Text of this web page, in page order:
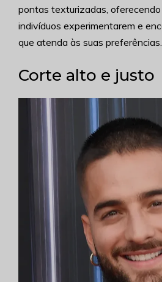
pontas texturizadas,
indivíduos experimentarem e
que atenda às suas
Corte alto e justo